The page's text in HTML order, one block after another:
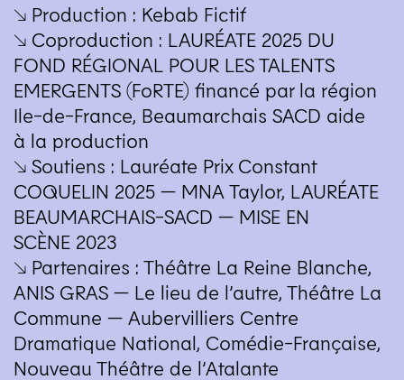
↘ Production : Kebab Fictif
↘ Coproduction : LAURÉATE 2025 DU
FOND RÉGIONAL POUR LES TALENTS
EMERGENTS(FoRTE) financé par la région
Ile-de-France, Beaumarchais SACD aide
à la production
↘ Soutiens : Lauréate Prix Constant
COQUELIN 2025 — MNA Taylor, LAURÉATE
BEAUMARCHAIS-SACD — MISE EN
SCÈNE 2023
↘ Partenaires : Théâtre La Reine Blanche,
ANIS GRAS— Le lieu de l’autre, Théâtre La
Commune — Aubervilliers Centre
Dramatique National, Comédie-Française,
Nouveau Théâtre de l’Atalante